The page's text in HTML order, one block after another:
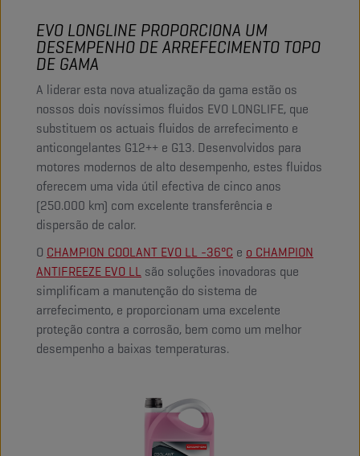
EVO LONGLINE PROPORCIONA UM
DESEMPENHO DE ARREFECIMENTO TOPO
DE GAMA
A liderar esta nova atualização da gama estão os
nossos dois novíssimos fluidos EVO LONGLIFE, que
substituem os actuais fluidos de arrefecimento e
anticongelantes G12++ e G13. Desenvolvidos para
motores modernos de alto desempenho, estes fluidos
oferecem uma vida útil efectiva de cinco anos
(250.000 km) com excelente transferência e
dispersão de calor.
O CHAMPION COOLANT EVO LL -36°C e o CHAMPION
ANTIFREEZE EVO LL são soluções inovadoras que
simplificam a manutenção do sistema de
arrefecimento, e proporcionam uma excelente
proteção contra a corrosão, bem como um melhor
desempenho a baixas temperaturas.